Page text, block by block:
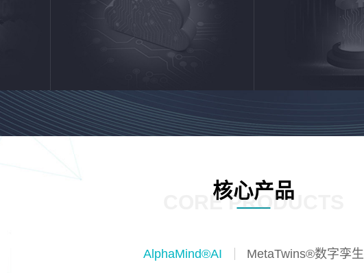
核心产品
CORE PRODUCTS
AlphaMind®AI MetaTwins®数字孪生